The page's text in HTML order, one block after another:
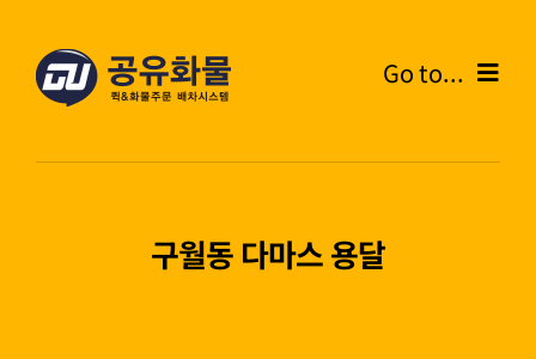
Go to...
구월동 다마스 용달